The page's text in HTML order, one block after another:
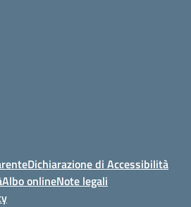
Dichiarazione di Accessibilità
Albo onlineNote legali